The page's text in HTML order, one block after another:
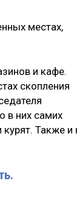
местах,
и кафе.
скопления
в них самих
курят. Также и